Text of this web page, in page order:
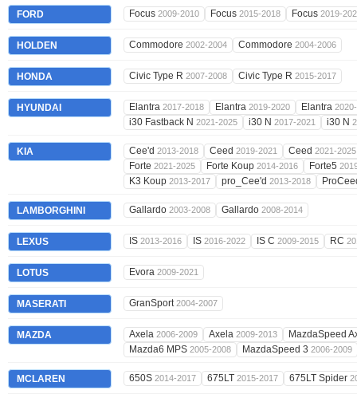
FORD Focus 2009-2010 Focus 2015-2018 Focus 2019-
HOLDEN Commodore 2002-2004 Commodore 2004-2006
HONDA Civic Type R 2007-2008 Civic Type R 2015-2017
HYUNDAI Elantra 2017-2018 Elantra 2019-2020 Elantra
i30 Fastback N 2021-2025 i30 N 2017-2021 i30 N
KIA Cee'd 2013-2018 Ceed 2019-2021 Ceed 2021-2025
Forte 2021-2025 Forte Koup 2014-2016 Forte5
K3 Koup 2013-2017 pro_Cee'd 2013-2018
LAMBORGHINI Gallardo 2003-2008 Gallardo 2008-2014
LEXUS IS 2013-2016 IS 2016-2022 IS C 2009-2015 RC
LOTUS Evora 2009-2021
MASERATI GranSport2004-2007
MAZDA Axela 2006-2009 Axela 2009-2013
MazdaSpeed
Mazda6 MPS 2005-2008 MazdaSpeed 3 2006-2009
MCLAREN 650S 2014-2017 675LT 2015-2017 675LT Spider